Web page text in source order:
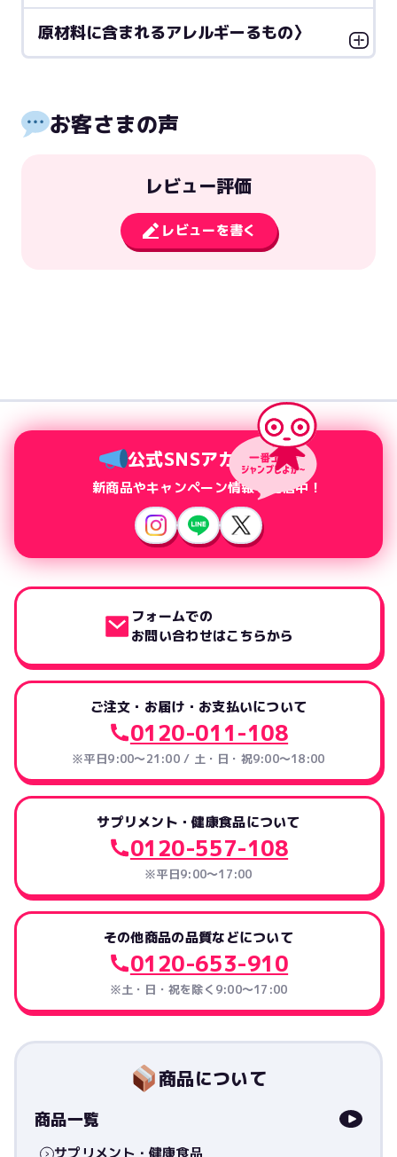
原材料に含まれるアレルギーるもの〉
お客さまの声
レビュー評価
レビューを書く
公式SNSアカウント
新商品やキャンペーン情報を配信中！
フォームでの
お問い合わせはこちらから
ご注文・お届け・お支払いについて
0120-011-108
※平日9:00～21:00 / 土・日・祝9:00～18:00
サプリメント・健康食品について
0120-557-108
※平日9:00～17:00
その他商品の品質などについて
0120-653-910
※土・日・祝を除く9:00〜17:00
商品について
商品一覧